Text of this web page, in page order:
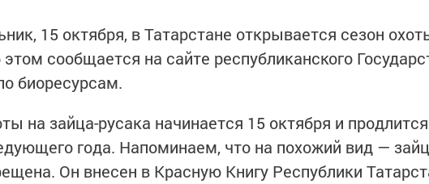
15 октября, в Татарстане открывается сезон
сообщается на сайте республиканского
биоресурсам.
на зайца-русака начинается 15 октября и
года. Напоминаем, что на похожий вид —
Он внесен в Красную Книгу Республики